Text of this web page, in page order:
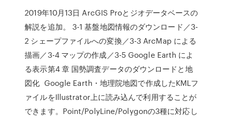
2019年10月13日 ArcGIS Proとジオデータベースの
解説を追加。 3-1 基盤地図情報のダウンロード／3-
2 シェープファイルへの変換／3-3 ArcMap による
描画／3-4 マップの作成／3-5 Google Earth によ
る表示第4 章 国勢調査データのダウンロードと地
図化 Google Earth・地理院地図で作成したKMLフ
ァイルをIllustrator上に読み込んで利用することが
できます。Point/PolyLine/Polygonの3種に対応し